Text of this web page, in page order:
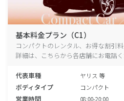
基本料金プラン（C1）
コンパクトのレンタル、お得な割引
詳細は、こちらから各店舗にお電話く
代表車種 ヤリス 等
ボディタイプ コンパクト
営業時間 08:00-20:00